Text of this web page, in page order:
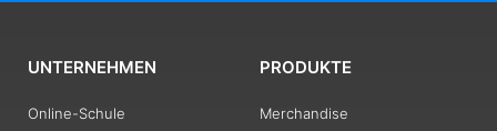
UNTERNEHMEN
Online-Schule
PRODUKTE
Merchandise